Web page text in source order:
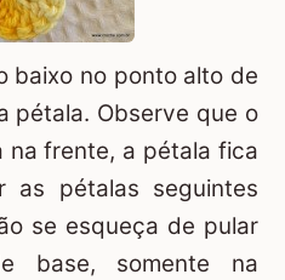
baixo no ponto alto de
pétala. Observe que o
na frente, a pétala fica
as pétalas seguintes
se esqueça de pular
base, somente na